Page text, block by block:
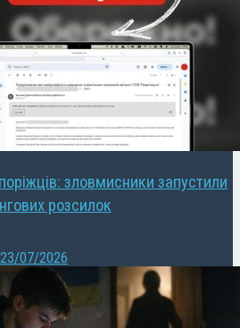
зловмисники запустили
розсилок
23/07/2026